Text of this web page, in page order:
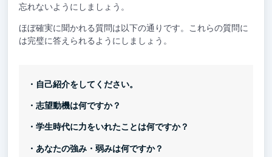
忘れないようにしましょう。
ほぼ確実に聞かれる質問は以下の通りです。これらの質問に
は完璧に答えられるようにしましょう。
・自己紹介をしてください。
・志望動機は何ですか？
・学生時代に力をいれたことは何ですか？
・あなたの強み・弱みは何ですか？